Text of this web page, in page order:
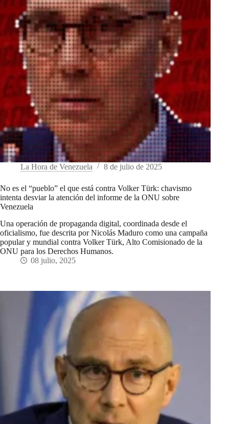
La Hora de Venezuela 8 de julio de 2025
No es el “pueblo” el que está contra Volker Türk: chavismo
intenta desviar la atención del informe de la ONU sobre
Venezuela
Una operación de propaganda digital, coordinada desde el
oficialismo, fue descrita por Nicolás Maduro como una campaña
popular y mundial contra Volker Türk, Alto Comisionado de la
ONU para los Derechos Humanos.
08 julio, 2025